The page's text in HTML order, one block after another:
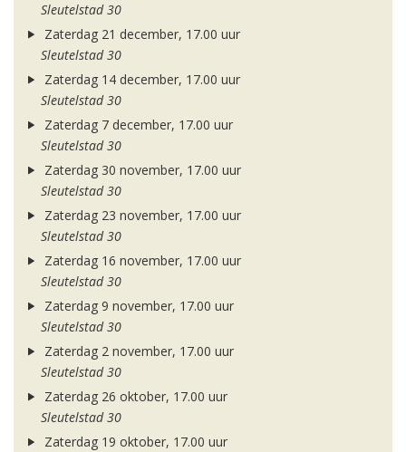
Sleutelstad 30
Zaterdag 21 december, 17.00 uur
Sleutelstad 30
Zaterdag 14 december, 17.00 uur
Sleutelstad 30
Zaterdag 7 december, 17.00 uur
Sleutelstad 30
Zaterdag 30 november, 17.00 uur
Sleutelstad 30
Zaterdag 23 november, 17.00 uur
Sleutelstad 30
Zaterdag 16 november, 17.00 uur
Sleutelstad 30
Zaterdag 9 november, 17.00 uur
Sleutelstad 30
Zaterdag 2 november, 17.00 uur
Sleutelstad 30
Zaterdag 26 oktober, 17.00 uur
Sleutelstad 30
Zaterdag 19 oktober, 17.00 uur